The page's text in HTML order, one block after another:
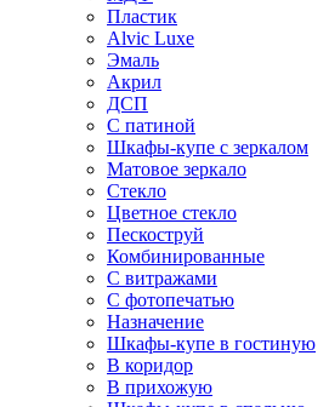
Пластик
Alvic Luxe
Эмаль
Акрил
ДСП
С патиной
Шкафы-купе с зеркалом
Матовое зеркало
Стекло
Цветное стекло
Пескоструй
Комбинированные
С витражами
С фотопечатью
Назначение
Шкафы-купе в гостиную
В коридор
В прихожую